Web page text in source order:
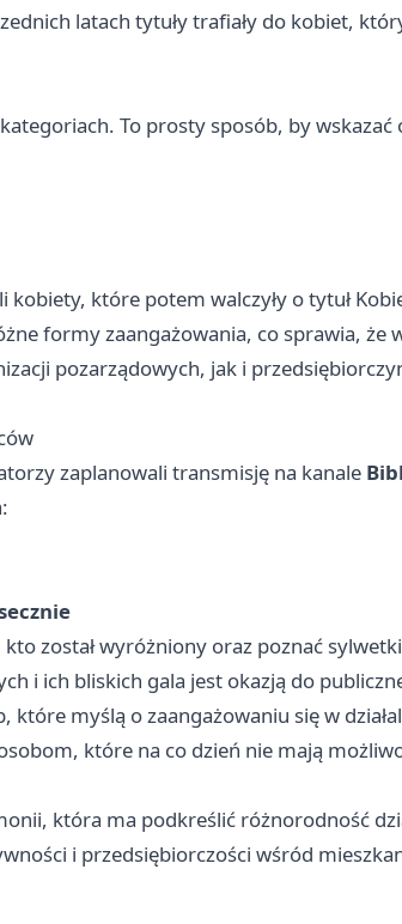
latach tytuły trafiały do kobiet,
To prosty sposób, by wskazać
kobiety, które potem walczyły o tytuł
formy zaangażowania, co sprawia, że
pozarządowych, jak i
zaplanowali transmisję na kanale
został wyróżniony oraz poznać sylwetki
i ich bliskich gala jest okazją do
które myślą o zaangażowaniu się w
które na co dzień nie mają
która ma podkreślić różnorodność
i przedsiębiorczości wśród